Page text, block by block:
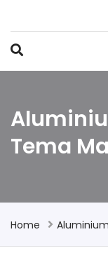
Tema
Home